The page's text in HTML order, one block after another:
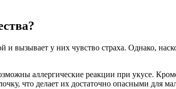
вызывает у них чувство страха. Однако,
аллергические реакции при укусе.
что делает их достаточно опасными для